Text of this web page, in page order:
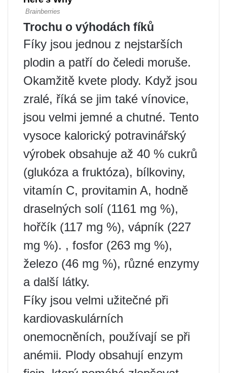
Trochu o výhodách fíků
Fíky jsou jednou z nejstarších
plodin a patří do čeledi moruše.
Okamžitě kvete plody. Když jsou
zralé, říká se jim také vínovice,
jsou velmi jemné a chutné. Tento
vysoce kalorický potravinářský
výrobek obsahuje až 40 % cukrů
(glukóza a fruktóza), bílkoviny,
vitamín C, provitamin A, hodně
draselných solí (1161 mg %),
hořčík (117 mg %), vápník (227
mg %). , fosfor (263 mg %),
železo (46 mg %), různé enzymy
a další látky.
Fíky jsou velmi užitečné při
kardiovaskulárních
onemocněních, používají se při
anémii. Plody obsahují enzym